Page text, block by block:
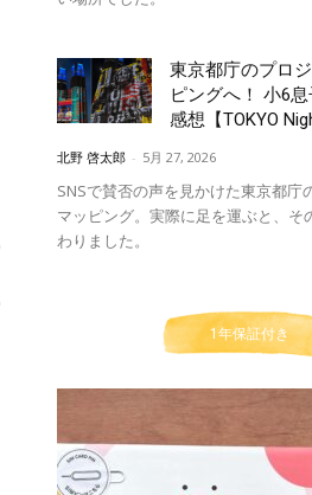
東京都庁のプロ
ピングへ！ 小6
感想【TOKYO
北野 啓太郎 - 5月 27, 2026
SNSで賛否の声を見かけた東京都庁
マッピング。実際に足を運ぶと、そ
わりました。
1年保証付き